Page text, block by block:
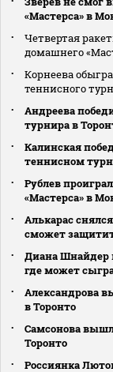
«Мастерса» в
Четвертая
домашнего
Корнеева
теннисного
Андреева
турнира в
Калинская
теннисном
Рублев
«Мастерса» в
Алькарас
сможет
Диана Шнайдер
где может
Александрова
в Торонто
Самсонова
Торонто
Россиянка